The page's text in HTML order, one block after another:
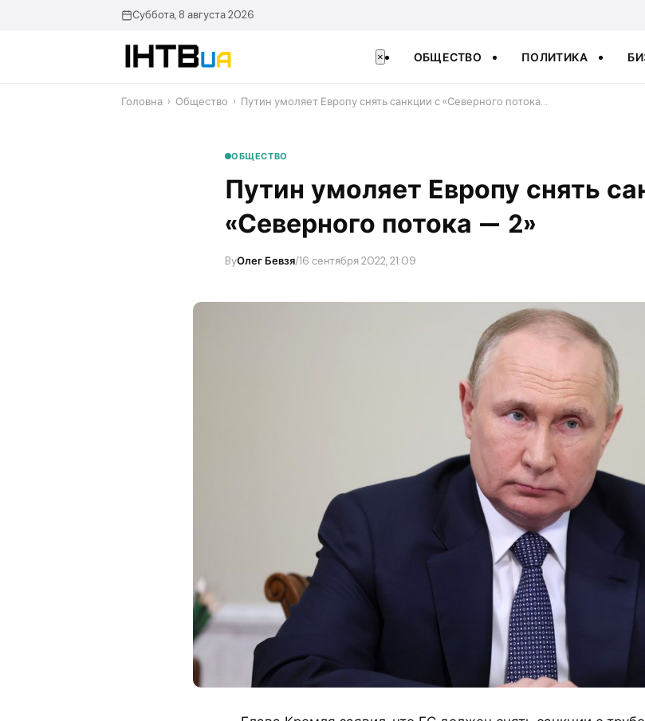
Суббота, 8 августа 2026
× ОБЩЕСТВО ПОЛИТИКА
Головна › Общество › Путин умоляет Европу снять санкции с «Северного потока…
ОБЩЕСТВО
Путин умоляет Европу снять
«Северного потока — 2»
ByОлег Бевзя/16 сентября 2022, 21:09